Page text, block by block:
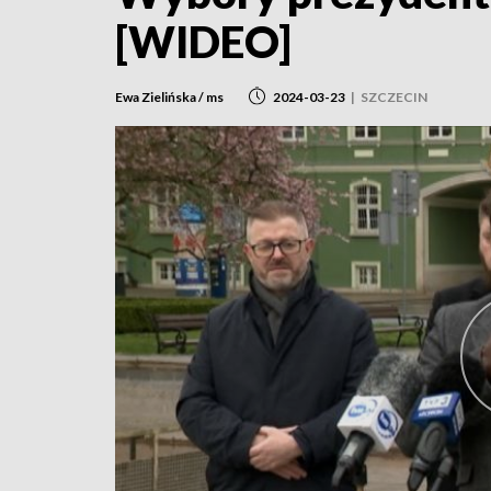
[WIDEO]
Ewa Zielińska / ms 2024-03-23 | SZCZECIN